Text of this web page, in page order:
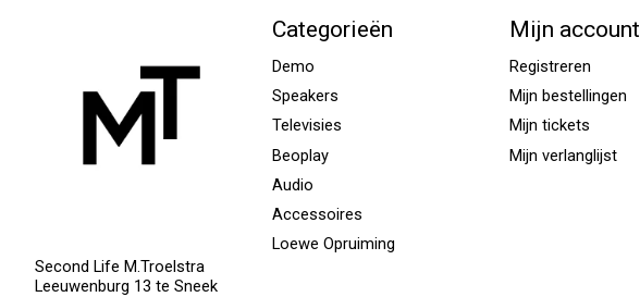
Second Life M.Troelstra
Leeuwenburg 13 te Sneek
Categorieën
Demo
Speakers
Televisies
Beoplay
Audio
Accessoires
Loewe Opruiming
Mijn account
Registreren
Mijn bestellingen
Mijn tickets
Mijn verlanglijst